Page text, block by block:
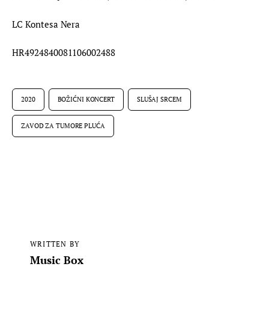
LC Kontesa Nera
HR4924840081106002488
2020 BOŽIĆNI KONCERT SLUŠAJ SRCEM
ZAVOD ZA TUMORE PLUĆA
WRITTEN BY
Music Box